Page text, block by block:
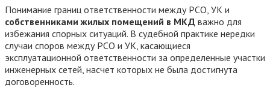
Понимание границ ответственности между РСО, УК и
собственниками жилых помещений в МКД важно для
избежания спорных ситуаций. В судебной практике нередки
случаи споров между РСО и УК, касающиеся
эксплуатационной ответственности за определенные участки
инженерных сетей, насчет которых не была достигнута
договоренность.